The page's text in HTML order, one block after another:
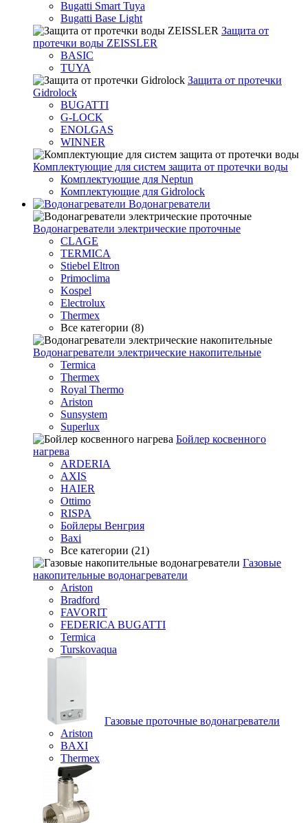
Bugatti Smart Tuya
Bugatti Base Light
Защита от
протечки воды ZEISSLER
BASIC
TUYA
Защита от протечки
Gidrolock
BUGATTI
G-LOCK
ENOLGAS
WINNER
Комплектующие для систем защита от протечки воды
Комплектующие для Neptun
Комплектующие для Gidrolock
Водонагреватели
Водонагреватeли электрические проточные
CLAGE
TERMICA
Stiebel Eltron
Primoclima
Kospel
Electrolux
Thermex
Все категории (8)
Водонагреватели электрические накопительные
Termica
Thermex
Royal Thermo
Ariston
Sunsystem
Superlux
Бойлер косвенного
нагрева
ARDERIA
AXIS
HAIER
Ottimo
RISPA
Бойлеры Венгрия
Baxi
Все категории (21)
Газовые
накопительные водонагреватели
Ariston
Bradford
FAVORIT
FEDERICA BUGATTI
Termica
Turskovaqua
Газовые проточные водонагреватели
Ariston
BAXI
Thermex